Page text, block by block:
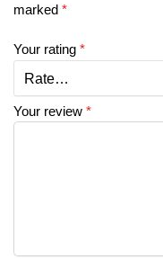
marked *
Your rating *
Your review *